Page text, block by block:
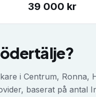
39 000 kr
?
i Centrum, Ronna,
baserat på antal